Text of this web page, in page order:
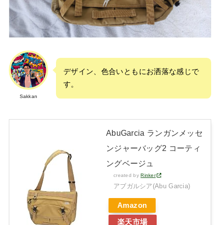
Sakkan
デザイン、色合いともにお洒落な感じで
す。
AbuGarcia ランガンメッセ
ンジャーバッグ2 コーティ
ングベージュ
created byRinker
アブガルシア(Abu Garcia)
Amazon
楽天市場